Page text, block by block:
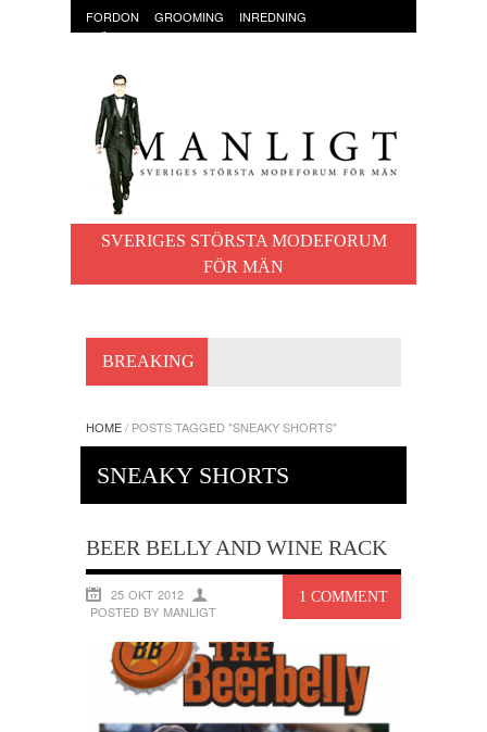
FORDON GROOMING
INREDNING
KLÄDER & ACCESSOARER
MAT OCH DRYCK
SVERIGES STÖRSTA MODEFORUM
FÖR MÄN
BREAKING
HOME/ POSTS TAGGED "SNEAKY SHORTS"
SNEAKY SHORTS
BEER BELLY AND WINE RACK
1 COMMENT
25 OKT 2012
POSTED BY MANLIGT